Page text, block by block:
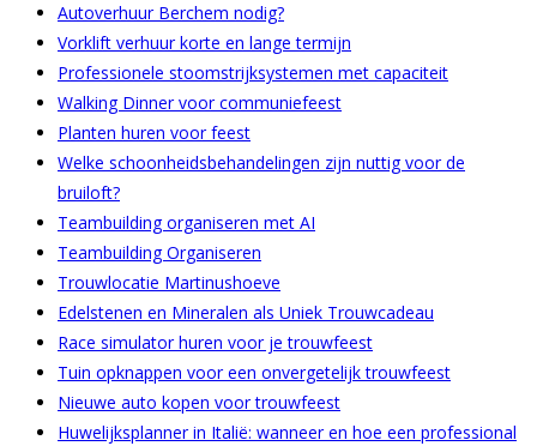
Autoverhuur Berchem nodig?
Vorklift verhuur korte en lange termijn
Professionele stoomstrijksystemen met capaciteit
Walking Dinner voor communiefeest
Planten huren voor feest
Welke schoonheidsbehandelingen zijn nuttig voor de
bruiloft?
Teambuilding organiseren met AI
Teambuilding Organiseren
Trouwlocatie Martinushoeve
Edelstenen en Mineralen als Uniek Trouwcadeau
Race simulator huren voor je trouwfeest
Tuin opknappen voor een onvergetelijk trouwfeest
Nieuwe auto kopen voor trouwfeest
Huwelijksplanner in Italië: wanneer en hoe een professional